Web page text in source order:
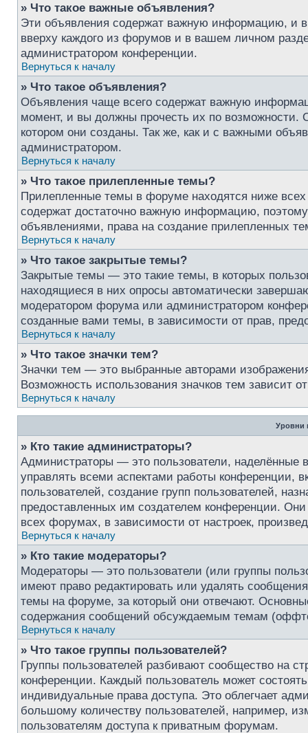
» Что такое важные объявления?
Эти объявления содержат важную информацию, и
вверху каждого из форумов и в вашем личном
администратором конференции.
Вернуться к началу
» Что такое объявления?
Объявления чаще всего содержат важную
момент, и вы должны прочесть их по
котором они созданы. Так же, как и с важными
администратором.
Вернуться к началу
» Что такое прилепленные темы?
Прилепленные темы в форуме находятся ниже
содержат достаточно важную информацию,
объявлениями, права на создание прилепленных
Вернуться к началу
» Что такое закрытые темы?
Закрытые темы — это такие темы, в которых
находящиеся в них опросы автоматически
модератором форума или администратором
созданные вами темы, в зависимости от прав,
Вернуться к началу
» Что такое значки тем?
Значки тем — это выбранные авторами
Возможность использования значков тем зависит
Вернуться к началу
Уровни
» Кто такие администраторы?
Администраторы — это пользователи,
управлять всеми аспектами работы конференции,
пользователей, создание групп пользователей,
предоставленных им создателем конференции.
всех форумах, в зависимости от настроек,
Вернуться к началу
» Кто такие модераторы?
Модераторы — это пользователи (или группы
имеют право редактировать или удалять
темы на форуме, за который они отвечают.
содержания сообщений обсуждаемым темам
Вернуться к началу
» Что такое группы пользователей?
Группы пользователей разбивают сообщество на
конференции. Каждый пользователь может
индивидуальные права доступа. Это облегчает
большому количеству пользователей, например,
пользователям доступа к приватным форумам.